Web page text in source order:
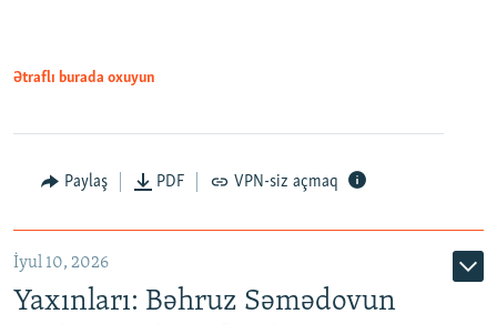
Ətraflı burada oxuyun
Paylaş PDF VPN-siz açmaq
İyul 10, 2026
Yaxınları: Bəhruz Səmədovun